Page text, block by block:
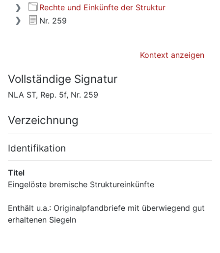
Rechte und Einkünfte der Struktur
Nr. 259
Kontext anzeigen
Vollständige Signatur
NLA ST, Rep. 5f, Nr. 259
Verzeichnung
Identifikation
Titel
Enthält u.a.: Originalpfandbriefe mit überwiegend gut